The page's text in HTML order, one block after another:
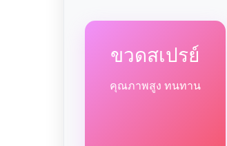
ขวดสเปรย์
คุณภาพสูง ทนทาน